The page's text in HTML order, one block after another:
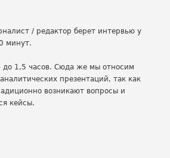
/ редактор берет интервью у
минут.
до 1,5 часов. Сюда же мы относим
презентаций, так как
возникают вопросы и
кейсы.